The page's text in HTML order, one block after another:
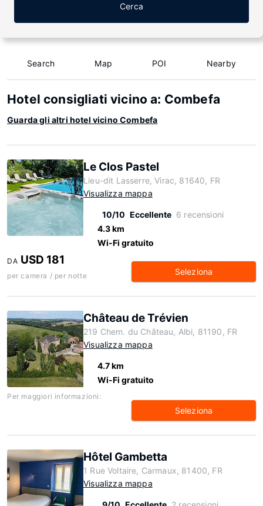
Cerca
Search Map POI Nearby
Hotel consigliati vicino a: Combefa
Guarda gli altri hotel vicino Combefa
Le Clos Pastel
Lieu-dit Lasserre, Virac, 81640, FR
Visualizza mappa
10/10 Eccellente 6 recensioni
4.3 km
Wi-Fi gratuito
DA USD 181
per camera / per notte Seleziona
Château de Trévien
219 Chem. du Château, Albi, 81190, FR
Visualizza mappa
4.7 km
Wi-Fi gratuito
Per maggiori informazioni:
Seleziona
Hôtel Gambetta
1 Rue Voltaire, Carmaux, 81400, FR
Visualizza mappa